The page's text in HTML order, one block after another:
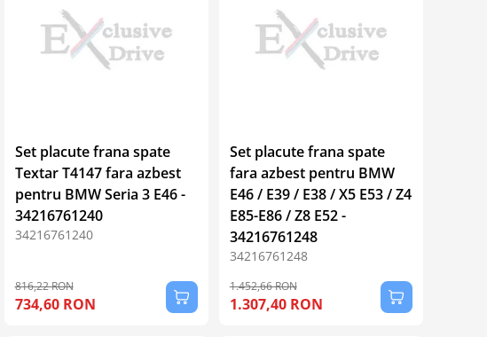
Set placute frana spate
Textar T4147 fara azbest
pentru BMW Seria 3 E46 -
34216761240
34216761240
816,22 RON
734,60 RON
Set placute frana spate
fara azbest pentru BMW
E46 / E39 / E38 / X5 E53 / Z4
E85-E86 / Z8 E52 -
34216761248
34216761248
1.452,66 RON
1.307,40 RON